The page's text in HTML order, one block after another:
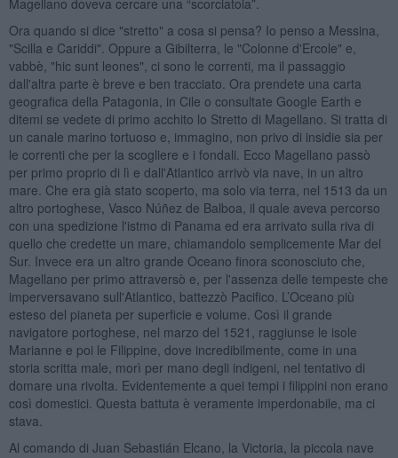
Ora quando si dice "stretto" a cosa si pensa? Io penso a Messina,
"Scilla e Cariddi". Oppure a Gibilterra, le "Colonne d'Ercole" e,
vabbè, "hic sunt leones", ci sono le correnti, ma il passaggio
dall'altra parte è breve e ben tracciato. Ora prendete una carta
geografica della Patagonia, in Cile o consultate Google Earth e
ditemi se vedete di primo acchito lo Stretto di Magellano. Si tratta di
un canale marino tortuoso e, immagino, non privo di insidie sia per
le correnti che per la scogliere e i fondali. Ecco Magellano passò
per primo proprio di lì e dall'Atlantico arrivò via nave, in un altro
mare. Che era già stato scoperto, ma solo via terra, nel 1513 da un
altro portoghese, Vasco Núñez de Balboa, il quale aveva percorso
con una spedizione l'istmo di Panama ed era arrivato sulla riva di
quello che credette un mare, chiamandolo semplicemente Mar del
Sur. Invece era un altro grande Oceano finora sconosciuto che,
Magellano per primo attraversò e, per l'assenza delle tempeste che
imperversavano sull'Atlantico, battezzò Pacifico. L’Oceano più
esteso del pianeta per superficie e volume. Così il grande
navigatore portoghese, nel marzo del 1521, raggiunse le isole
Marianne e poi le Filippine, dove incredibilmente, come in una
storia scritta male, morì per mano degli indigeni, nel tentativo di
domare una rivolta. Evidentemente a quei tempi i filippini non erano
così domestici. Questa battuta è veramente imperdonabile, ma ci
stava.
Al comando di Juan Sebastián Elcano, la Victoria, la piccola nave